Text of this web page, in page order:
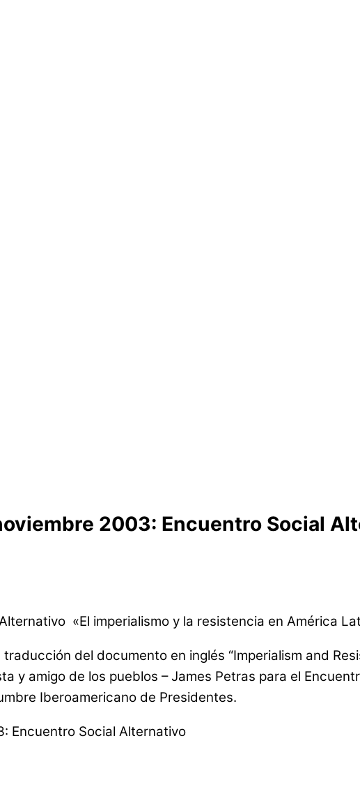
2003: Encuentro Social
«El imperialismo y la resistencia en América
del documento en inglés “Imperialism and
y amigo de los pueblos – James Petras para el
Iberoamericano de Presidentes.